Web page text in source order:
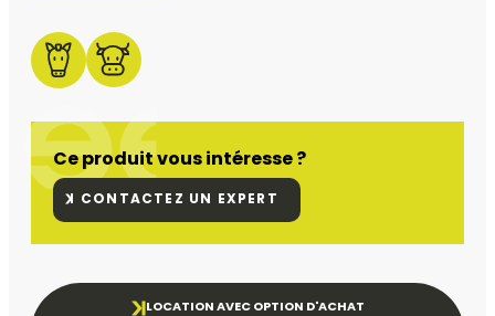
Ce produit vous intéresse ?
CONTACTEZ UN EXPERT
LOCATION AVEC OPTION D'ACHAT